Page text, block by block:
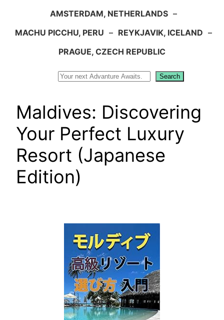
AMSTERDAM, NETHERLANDS –
MACHU PICCHU, PERU – REYKJAVIK, ICELAND –
PRAGUE, CZECH REPUBLIC
Search
Maldives: Discovering
Your Perfect Luxury
Resort (Japanese
Edition)